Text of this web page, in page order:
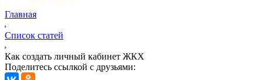
Главная
Список статей
Как создать личный кабинет ЖКХ
Поделитесь ссылкой с друзьями: